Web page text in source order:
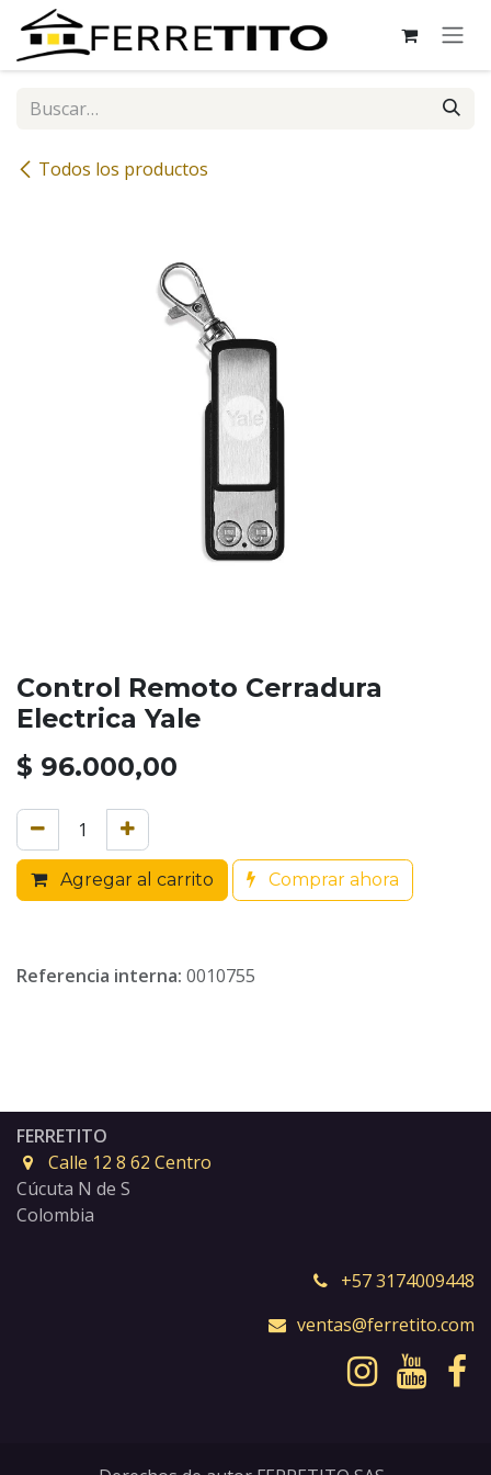
Ir al contenido
Todos los productos
Control Remoto Cerradura
Electrica Yale
$ 96.000,00
Agregar al carrito Comprar ahora
Referencia interna: 0010755
FERRETITO
Calle 12 8 62 Centro
Cúcuta N de S
Colombia
+57 3174009448
ventas@ferretito.com